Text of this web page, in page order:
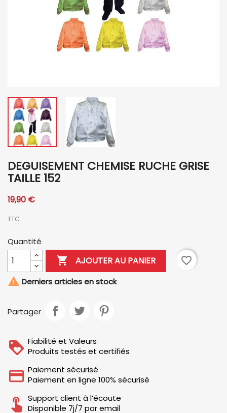
DEGUISEMENT CHEMISE RUCHE GRISE
TAILLE 152
19,90 €
TTC
Quantité
 AJOUTER AU PANIER
favorite_border
 Derniers articles en stock
Partager
Fiabilité et Valeurs
Produits testés et certifiés
Paiement sécurisé
Paiement en ligne 100% sécurisé
Support client à l’écoute
Disponible 7j/7 par email